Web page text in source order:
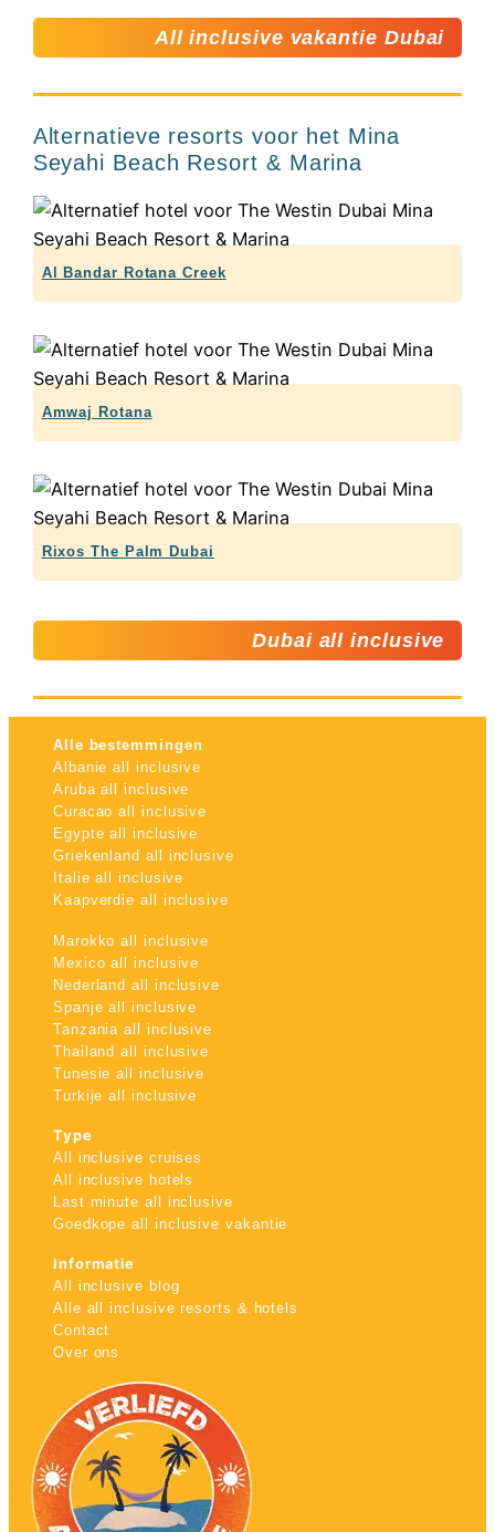
All inclusive vakantie Dubai
Alternatieve resorts voor het Mina
Seyahi Beach Resort & Marina
Al Bandar Rotana Creek
Amwaj Rotana
Rixos The Palm Dubai
Dubai all inclusive
Alle bestemmingen
Albanie all inclusive
Aruba all inclusive
Curacao all inclusive
Egypte all inclusive
Griekenland all inclusive
Italie all inclusive
Kaapverdie all inclusive
Marokko all inclusive
Mexico all inclusive
Nederland all inclusive
Spanje all inclusive
Tanzania all inclusive
Thailand all inclusive
Tunesie all inclusive
Turkije all inclusive
Type
All inclusive cruises
All inclusive hotels
Last minute all inclusive
Goedkope all inclusive vakantie
Informatie
All inclusive blog
Alle all inclusive resorts & hotels
Contact
Over ons